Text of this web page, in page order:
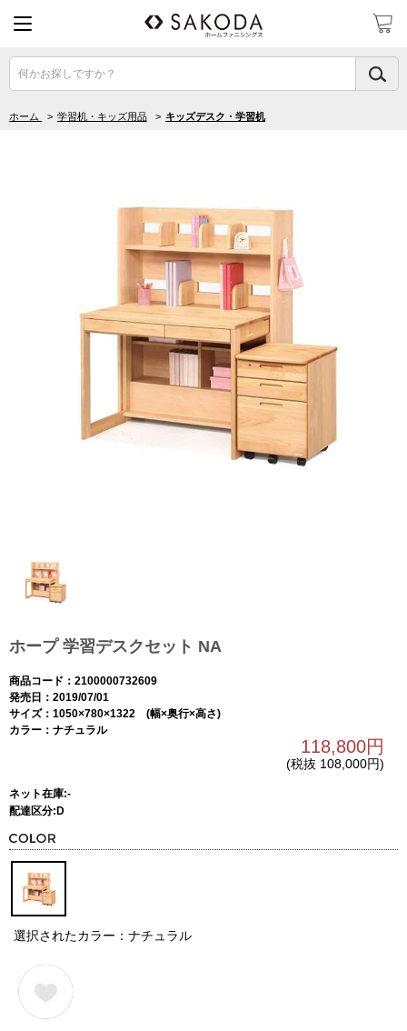
何かお探しですか？
ホーム > 学習机・キッズ用品 > キッズデスク・学習机
ホープ 学習デスクセット NA
商品コード：2100000732609
発売日：2019/07/01
サイズ：1050×780×1322 (幅×奥行×高さ)
カラー：ナチュラル
118,800円
(税抜 108,000円)
ネット在庫:-
配達区分:D
選択されたカラー：ナチュラル